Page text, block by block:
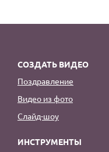
СОЗДАТЬ ВИДЕО
Поздравление
Видео из фото
Слайд-шоу
ИНСТРУМЕНТЫ